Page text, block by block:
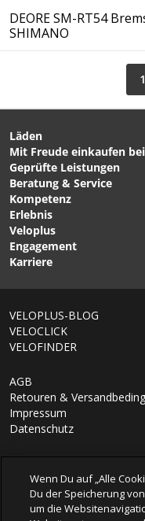
DEORE SM-RT54
SHIMANO
1
Läden
Mit Freude einkaufen
Geprüfte Leistungen
Beratung & Service
Kompetenz
Erlebnis
Veloplus
Engagement
Karriere
VELOPLUS-BLOG
VELOCLICK
VELOFINDER
AGB
Retouren &
Impressum
Datenschutz
Wenn Du auf „Alle
Du der Speicherung
um die